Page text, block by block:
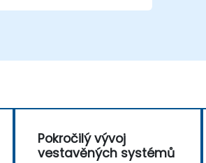
Pokročilý vývoj
vestavěných systémů